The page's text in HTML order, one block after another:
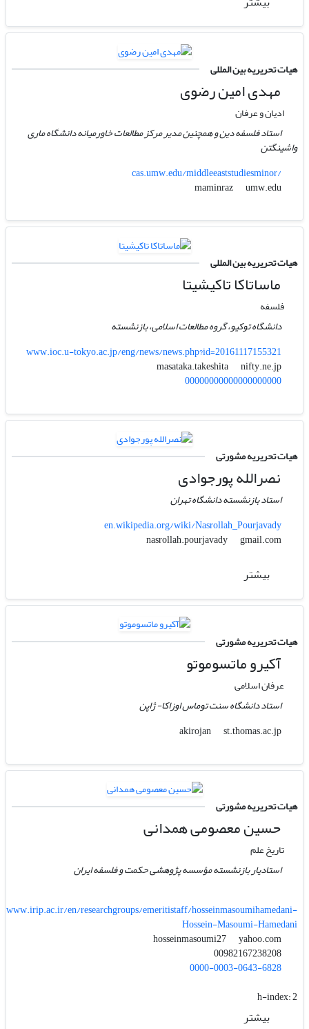
هیات تحریریه بین المللی
مهدی امین رضوی
ادیان و عرفان
استاد فلسفه دین و همچنین مدیر مرکز مطالعات خاورمیانه دانشگاه ماری
واشینگتن
cas.umw.edu/middleeaststudiesminor/
maminraz
umw.edu
هیات تحریریه بین المللی
ماساتاکا تاکیشیتا
فلسفه
دانشگاه توکیو، گروه مطالعات اسلامی، بازنشسته
www.ioc.u-tokyo.ac.jp/eng/news/news.php?id=20161117155321
masataka.takeshita
nifty.ne.jp
00000000000000000000
هیات تحریریه مشورتی
نصرالله پورجوادی
استاد بازنشسته دانشگاه تهران
en.wikipedia.org/wiki/Nasrollah_Pourjavady
nasrollah.pourjavady
gmail.com
بیشتر
هیات تحریریه مشورتی
آکیرو ماتسوموتو
عرفان اسلامی
استاد دانشگاه سنت توماس اوزاکا- ژاپن
akirojan
st.thomas.ac.jp
هیات تحریریه مشورتی
حسین معصومی همدانی
تاریخ علم
استادیار بازنشسته مؤسسه پژوهشی حکمت و فلسفه ایران
www.irip.ac.ir/en/researchgroups/emeritistaff/hosseinmasoumihamedani-
Hossein-Masoumi-Hamedani
hosseinmasoumi27
yahoo.com
00982167238208
0000-0003-0643-6828
h-index:2
بیشتر